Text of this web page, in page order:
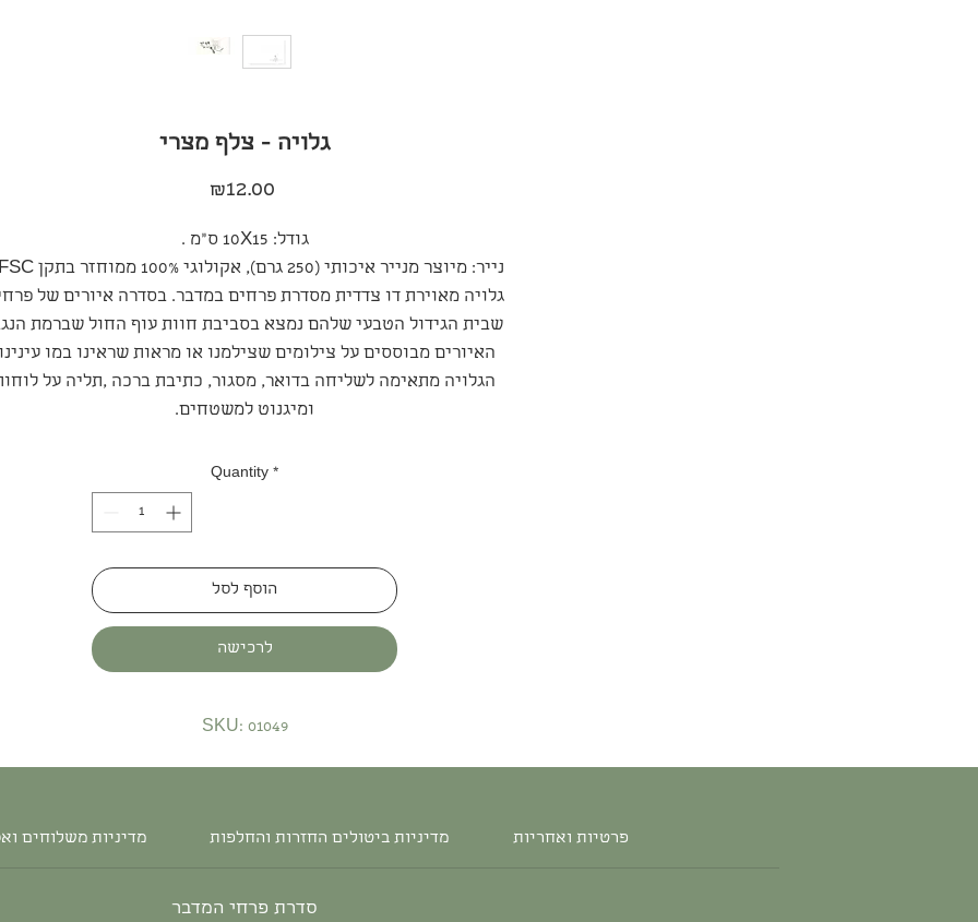
גלויה - צלף מצרי
₪12.00Price
גודל: 10X15 ס"מ .
נייר: מיוצר מנייר איכותי (250 גרם), אקולוגי 100% ממוחזר בתקן FSC.
גלויה מאוירת דו צדדית מסדרת פרחים במדבר. בסדרה איורים של
שבית הגידול הטבעי שלהם נמצא בסביבת חוות עוף החול שברמת
האיורים מבוססים על צילומים שצילמנו או מראות שראינו במו
הגלויה מתאימה לשליחה בדואר, מסגור, כתיבת ברכה ,תליה על
ומיגנוט למשטחים.
Quantity *
הוסף לסל
לרכישה
SKU: 01049
מדיניות משלוחים מדיניות ביטולים החזרות והחלפות פרטיות ואחריות
סדרת פרחי המדבר